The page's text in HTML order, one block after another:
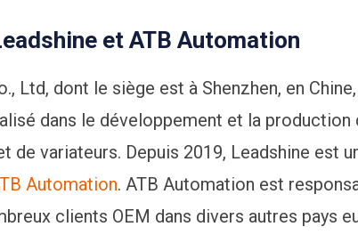
et ATB Automation
Ltd, dont le siège est à Shenzhen, en
dans le développement et la
de variateurs. Depuis 2019, Leadshine est
Automation. ATB Automation est
clients OEM dans divers autres pays